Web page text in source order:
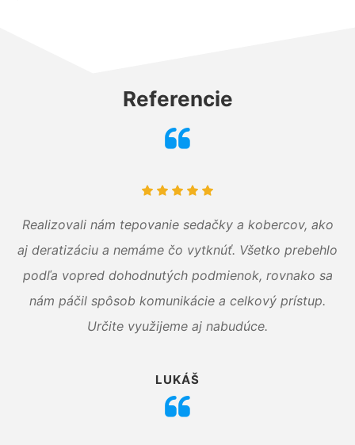
Referencie
Realizovali nám tepovanie sedačky a kobercov, ako
aj deratizáciu a nemáme čo vytknúť. Všetko prebehlo
podľa vopred dohodnutých podmienok, rovnako sa
nám páčil spôsob komunikácie a celkový prístup.
Určite využijeme aj nabudúce.
LUKÁŠ